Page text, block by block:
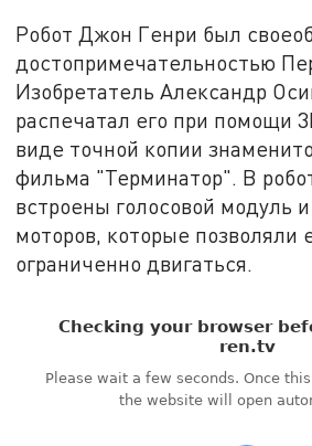
Робот Джон Генри был
достопримечательностью
Изобретатель Александр
распечатал его при помощи
виде точной копии
фильма "Терминатор". В
встроены голосовой модуль
моторов, которые позволяли
ограниченно двигаться.